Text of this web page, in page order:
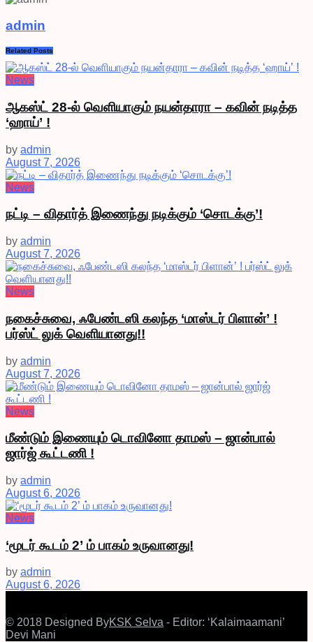
admin
Related Posts
News
ஆகஸ்ட் 28-ல் வெளியாகும் நயன்தாரா – கவின் நடித்த
‘ஹாய்’ !
by admin
August 7, 2026
News
நட்டி – விதார்த் இணைந்து நடிக்கும் ‘சொடக்கு’!
by admin
August 7, 2026
News
நகைச்சுவை, ஃபேண்டஸி கலந்த ‘மாஸ்டர் பிளான்’ !
பர்ஸ்ட் லுக் வெளியானது!!
by admin
August 7, 2026
News
மீண்டும் இணையும் டொவினோ தாமஸ் – ஜான்பால்
ஜார்ஜ் கூட்டணி !
by admin
August 6, 2026
News
‘மூடர் கூடம் 2’ ம் பாகம் உருவானது!
by admin
August 6, 2026
© 2018 Designed ByKSK Selva - Editor: ‘Kalaimaamani’
Devi Mani